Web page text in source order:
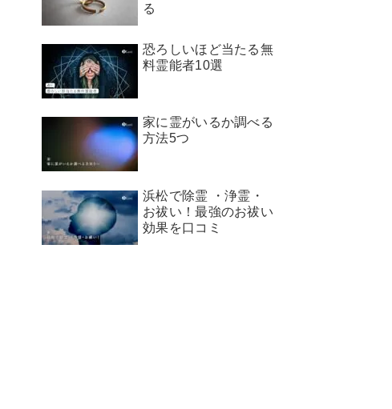
る
恐ろしいほど当たる無
料霊能者10選
家に霊がいるか調べる
方法5つ
浜松で除霊 ・浄霊・
お祓い！最強のお祓い
効果を口コミ